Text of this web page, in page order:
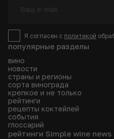
популярные разделы
вино
новости
страны и регионы
сорта винограда
крепкое и не только
рейтинги
рецепты коктейлей
события
глоссарий
рейтинги Simple wine news
Я согласен с политикой